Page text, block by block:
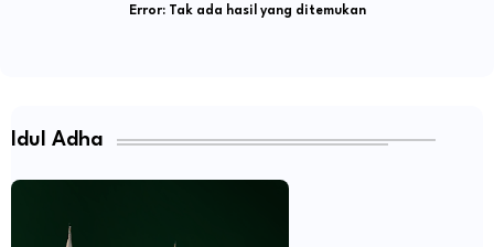
Error:Tak ada hasil yang ditemukan
Idul Adha